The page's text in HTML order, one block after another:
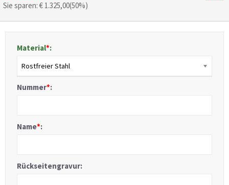
Sie sparen: € 1.325,00(50%)
Material*:
Rostfreier Stahl
Nummer*:
Name*:
Rückseitengravur: